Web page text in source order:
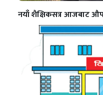
नयाँ शैक्षिकसत्र आजबाट